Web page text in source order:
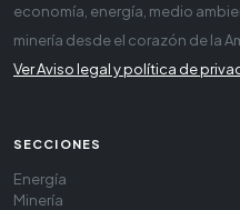
economía, energía, medio
minería desde el corazón de la
Ver Aviso legal y política de
SECCIONES
Energía
Minería